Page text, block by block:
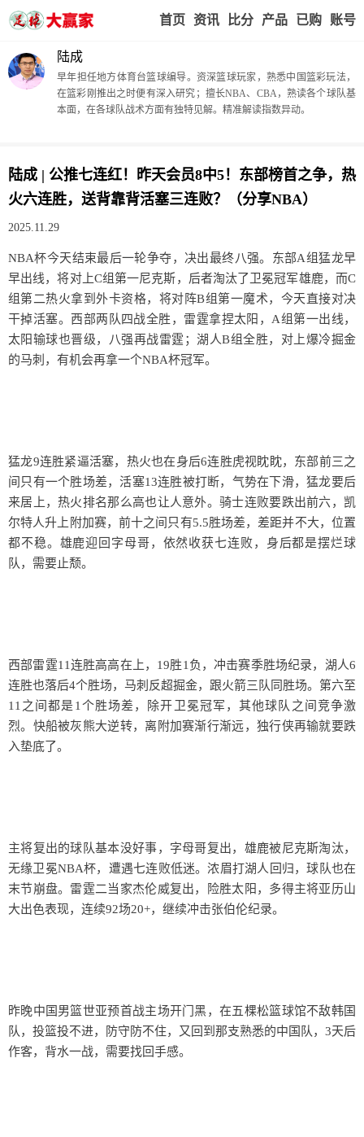
首页 赢家视点赛事比分实战版入口
我的
陆成
早年担任地方体育台篮球编导。资深篮球玩家，熟悉中国篮彩玩法，
在篮彩刚推出之时便有深入研究；擅长NBA、CBA，熟读各个球队基
本面，在各球队战术方面有独特见解。精准解读指数异动。
陆成 | 公推七连红！昨天会员8中5！东部榜首之争，热
火六连胜，送背靠背活塞三连败？（分享NBA）
2025.11.29
NBA杯今天结束最后一轮争夺，决出最终八强。东部A组猛龙早
早出线，将对上C组第一尼克斯，后者淘汰了卫冕冠军雄鹿，而C
组第二热火拿到外卡资格，将对阵B组第一魔术，今天直接对决
干掉活塞。西部两队四战全胜，雷霆拿捏太阳，A组第一出线，
太阳输球也晋级，八强再战雷霆；湖人B组全胜，对上爆冷掘金
的马刺，有机会再拿一个NBA杯冠军。
猛龙9连胜紧逼活塞，热火也在身后6连胜虎视眈眈，东部前三之
间只有一个胜场差，活塞13连胜被打断，气势在下滑，猛龙要后
来居上，热火排名那么高也让人意外。骑士连败要跌出前六，凯
尔特人升上附加赛，前十之间只有5.5胜场差，差距并不大，位置
都不稳。雄鹿迎回字母哥，依然收获七连败，身后都是摆烂球
队，需要止颓。
西部雷霆11连胜高高在上，19胜1负，冲击赛季胜场纪录，湖人6
连胜也落后4个胜场，马刺反超掘金，跟火箭三队同胜场。第六至
11之间都是1个胜场差，除开卫冕冠军，其他球队之间竞争激
烈。快船被灰熊大逆转，离附加赛渐行渐远，独行侠再输就要跌
入垫底了。
主将复出的球队基本没好事，字母哥复出，雄鹿被尼克斯淘汰，
无缘卫冕NBA杯，遭遇七连败低迷。浓眉打湖人回归，球队也在
末节崩盘。雷霆二当家杰伦威复出，险胜太阳，多得主将亚历山
大出色表现，连续92场20+，继续冲击张伯伦纪录。
昨晚中国男篮世亚预首战主场开门黑，在五棵松篮球馆不敌韩国
队，投篮投不进，防守防不住，又回到那支熟悉的中国队，3天后
作客，背水一战，需要找回手感。